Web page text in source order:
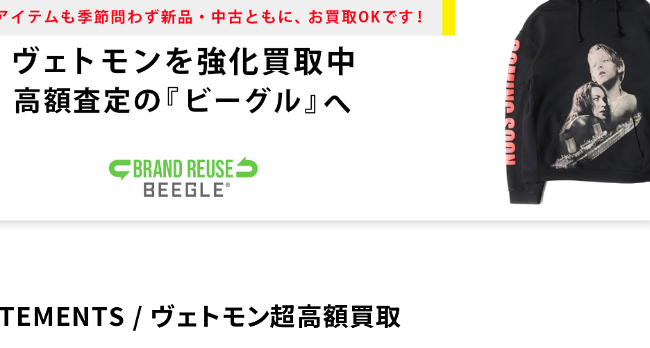
/ ヴェトモン超高額買取